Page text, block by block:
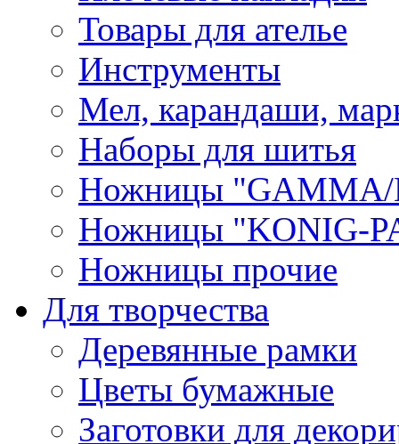
Товары для ателье
Инструменты
Мел, карандаши,
Наборы для шитья
Ножницы "GAMMA/
Ножницы "KONIG-
Ножницы прочие
Для творчества
Деревянные рамки
Цветы бумажные
Заготовки для